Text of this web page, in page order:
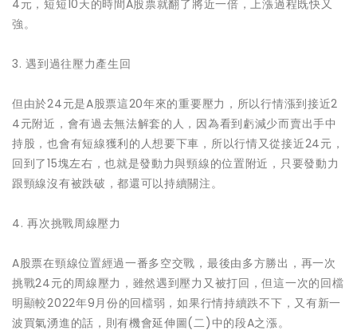
4元，短短10天的時間A股票就翻了將近一倍，上漲過程既快又
強。
3. 遇到過往壓力產生回
但由於24元是A股票這20年來的重要壓力，所以行情漲到接近2
4元附近，會有過去無法解套的人，因為看到虧減少而賣出手中
持股，也會有短線獲利的人想要下車，所以行情又從接近24元，
回到了15塊左右，也就是發動力與頸線的位置附近，只要發動力
跟頸線沒有被跌破，都還可以持續關注。
4. 再次挑戰周線壓力
A股票在頸線位置經過一番多空交戰，最後由多方勝出，再一次
挑戰24元的周線壓力，雖然遇到壓力又被打回，但這一次的回檔
明顯較2022年9月份的回檔弱，如果行情持續跌不下，又有新一
波買氣湧進的話，則有機會延伸圖(二)中的段A之漲。